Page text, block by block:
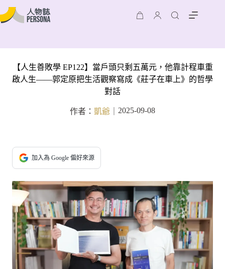
【人生善敗學 EP122】當戶頭只剩五萬元，他靠計程車重
啟人生——郭定原把生活觀察寫成《莊子在車上》的哲學
對話
作者： 凱爺 2025-09-08
加入為 Google 偏好來源